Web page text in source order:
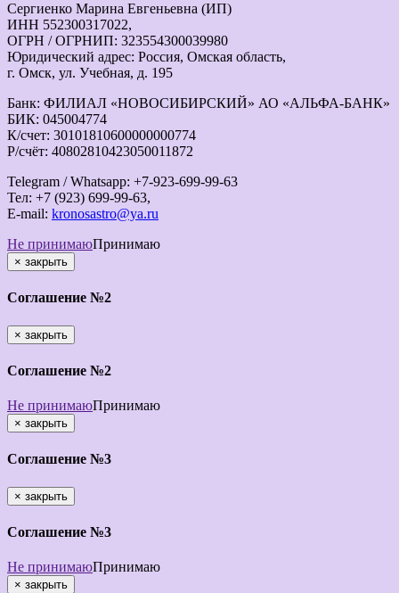
Сергиенко Марина Евгеньевна (ИП)
ИНН 552300317022,
ОГРН / ОГРНИП: 323554300039980
Юридический адрес: Россия, Омская область,
г. Омск, ул. Учебная, д. 195
Банк: ФИЛИАЛ «НОВОСИБИРСКИЙ» АО «АЛЬФА-БАНК»
БИК: 045004774
К/счет: 30101810600000000774
Р/счёт: 40802810423050011872
Telegram / Whatsapp: +7-923-699-99-63
Тел: +7 (923) 699-99-63,
E-mail: kronosastro@ya.ru
Не принимаюПринимаю
× закрыть
Соглашение №2
× закрыть
Соглашение №2
Не принимаюПринимаю
× закрыть
Соглашение №3
× закрыть
Соглашение №3
Не принимаюПринимаю
× закрыть